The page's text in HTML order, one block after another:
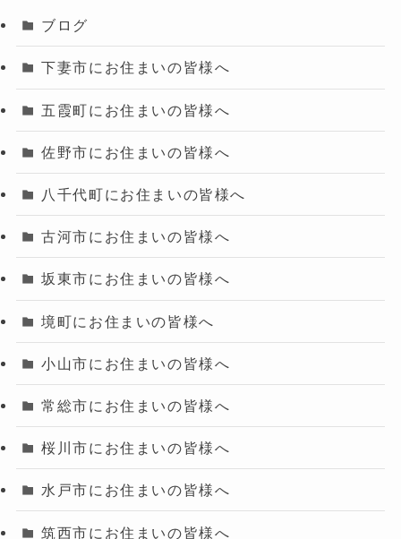
ブログ
下妻市にお住まいの皆様へ
五霞町にお住まいの皆様へ
佐野市にお住まいの皆様へ
八千代町にお住まいの皆様へ
古河市にお住まいの皆様へ
坂東市にお住まいの皆様へ
境町にお住まいの皆様へ
小山市にお住まいの皆様へ
常総市にお住まいの皆様へ
桜川市にお住まいの皆様へ
水戸市にお住まいの皆様へ
筑西市にお住まいの皆様へ